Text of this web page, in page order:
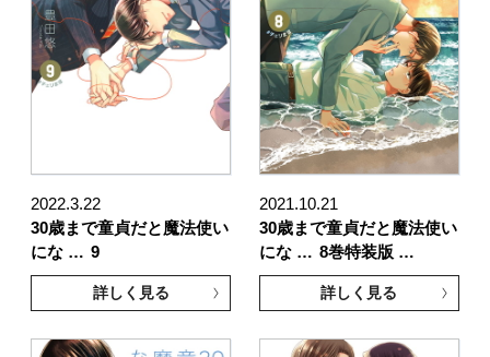
2022.3.22
30歳まで童貞だと魔法使い
にな … 9
詳しく見る
2021.10.21
30歳まで童貞だと魔法使い
にな … 8巻特装版 …
詳しく見る